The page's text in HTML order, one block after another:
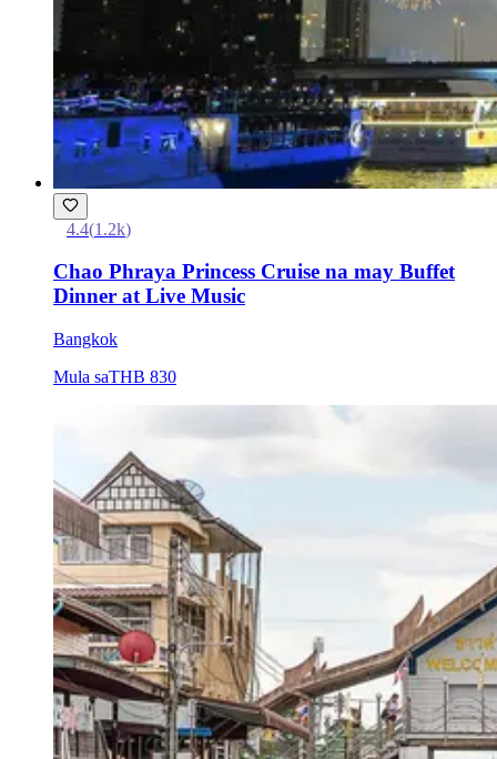
4.4(1.2k)
Chao Phraya Princess Cruise na may Buffet
Dinner at Live Music
Bangkok
Mula saTHB 830